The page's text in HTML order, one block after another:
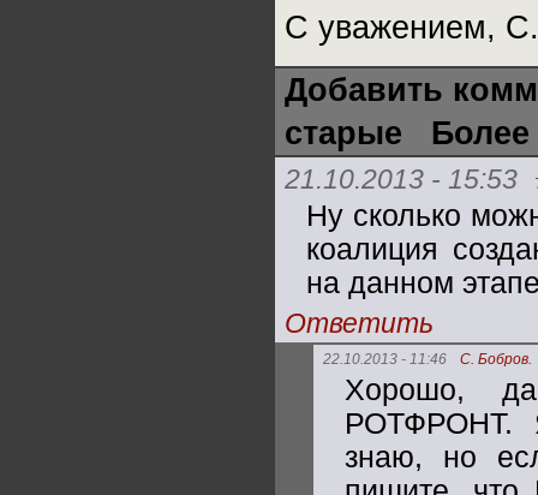
С уважением,
Добавить
старые
21.10.2013 - 15:53
Ну сколько
коалиция
на данном
Ответить
22.10.2013 - 11:46 С. Бобров.
Хорошо,
РОТФРОНТ.
знаю, но